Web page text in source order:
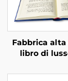
Fabbrica
libro di
con stampa